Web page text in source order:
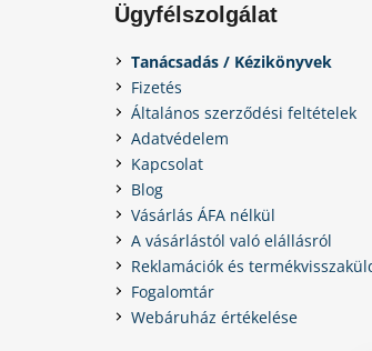
Ügyfélszolgálat
Tanácsadás / Kézikönyvek
Fizetés
Általános szerződési feltételek
Adatvédelem
Kapcsolat
Blog
Vásárlás ÁFA nélkül
A vásárlástól való elállásról
Reklamációk és
Fogalomtár
Webáruház értékelése